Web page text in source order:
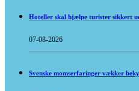
Hoteller skal hjælpe turister sikkert
07-08-2026
Svenske momserfaringer vækker